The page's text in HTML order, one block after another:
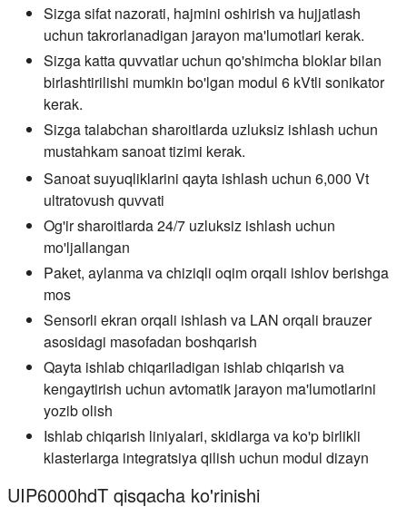
Sizga sifat nazorati, hajmini oshirish va hujjatlash
uchun takrorlanadigan jarayon ma'lumotlari kerak.
Sizga katta quvvatlar uchun qo'shimcha bloklar bilan
birlashtirilishi mumkin bo'lgan modul 6 kVtli sonikator
kerak.
Sizga talabchan sharoitlarda uzluksiz ishlash uchun
mustahkam sanoat tizimi kerak.
Sanoat suyuqliklarini qayta ishlash uchun 6,000 Vt
ultratovush quvvati
Og'ir sharoitlarda 24/7 uzluksiz ishlash uchun
mo'ljallangan
Paket, aylanma va chiziqli oqim orqali ishlov berishga
mos
Sensorli ekran orqali ishlash va LAN orqali brauzer
asosidagi masofadan boshqarish
Qayta ishlab chiqariladigan ishlab chiqarish va
kengaytirish uchun avtomatik jarayon ma'lumotlarini
yozib olish
Ishlab chiqarish liniyalari, skidlarga va ko'p birlikli
klasterlarga integratsiya qilish uchun modul dizayn
UIP6000hdT qisqacha ko'rinishi